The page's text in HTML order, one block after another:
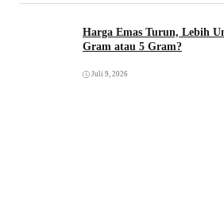
Harga Emas Turun, Lebih
Gram atau 5 Gram?
Juli 9, 2026